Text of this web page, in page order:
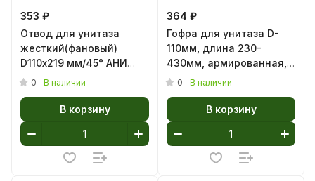
353 ₽
Отвод для унитаза
жесткий(фановый)
D110х219 мм/45° АНИ
Пласт W4220 (1/30)
0 В наличии
В корзину
364 ₽
Гофра для унитаза D-
110мм, длина 230-
430мм, армированная,
SMS1003С 04429 (1/16)
0 В наличии
В корзину